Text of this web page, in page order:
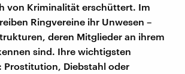
von Kriminalität erschüttert. Im
Ringvereine ihr Unwesen –
deren Mitglieder an ihrem
sind. Ihre wichtigsten
Prostitution, Diebstahl oder